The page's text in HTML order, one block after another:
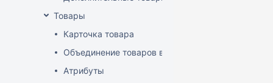
Товары
Карточка товара
Объединение товаров в один (Слияние товаров)
Атрибуты